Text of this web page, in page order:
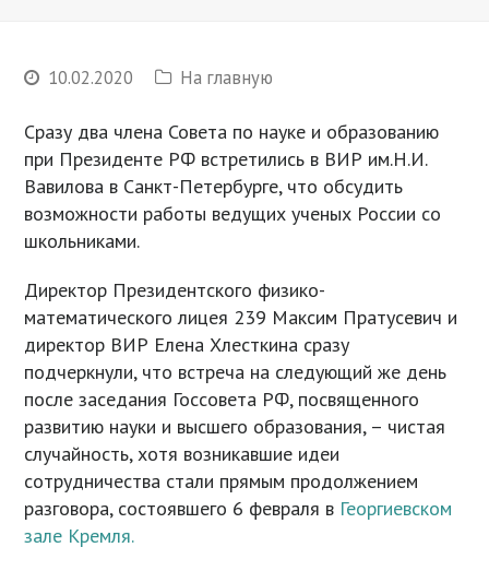
10.02.2020 На главную
Сразу два члена Совета по науке и образованию
при Президенте РФ встретились в ВИР им.Н.И.
Вавилова в Санкт-Петербурге, что обсудить
возможности работы ведущих ученых России со
школьниками.
Директор Президентского физико-
математического лицея 239 Максим Пратусевич и
директор ВИР Елена Хлесткина сразу
подчеркнули, что встреча на следующий же день
после заседания Госсовета РФ, посвященного
развитию науки и высшего образования, – чистая
случайность, хотя возникавшие идеи
сотрудничества стали прямым продолжением
разговора, состоявшего 6 февраля в Георгиевском
зале Кремля.